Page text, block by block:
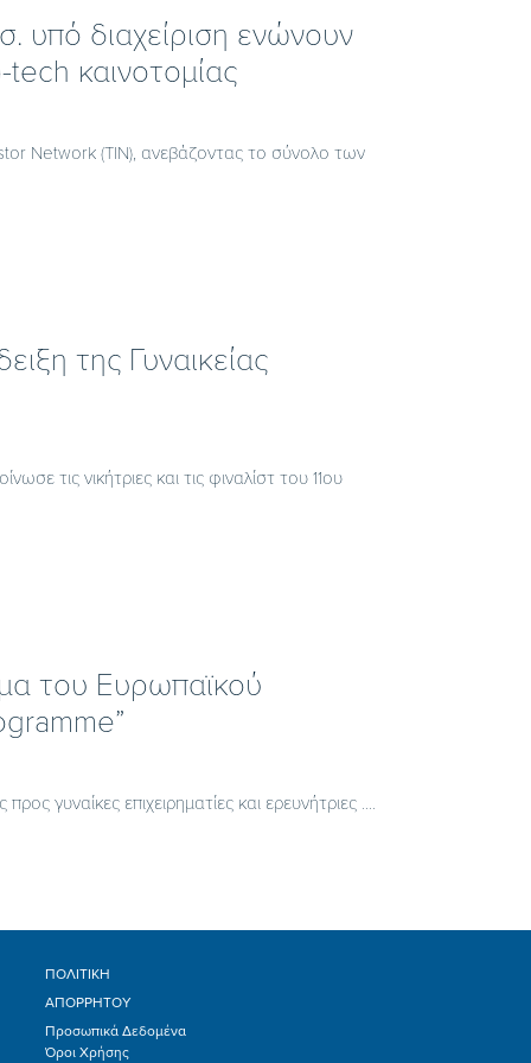
υπό διαχείριση ενώνουν
καινοτομίας
Network (TIN), ανεβάζοντας το σύνολο των
της Γυναικείας
τις νικήτριες και τις φιναλίστ του 11ου
του Ευρωπαϊκού
γυναίκες επιχειρηματίες και ερευνήτριες ....
ΠΟΛΙΤΙΚΗ
ΑΠΟΡΡΗΤΟΥ
Προσωπικά Δεδομένα
Όροι Χρήσης